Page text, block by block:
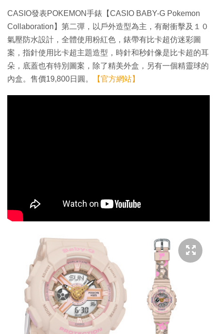
CASIO發表POKEMON手錶【CASIO BABY-G Pokemon
Collaboration】第二彈，以戶外造型為主，有耐衝擊及１０
氣壓防水設計，全體使用粉紅色，錶帶有比卡超仿迷彩圖
案，指針使用比卡超主題造型，時針和秒針像是比卡超的耳
朵，底蓋也有特別圖案，除了精美外盒，另有一個精靈球的
內盒。售價19,800日圓。
【官方網站】